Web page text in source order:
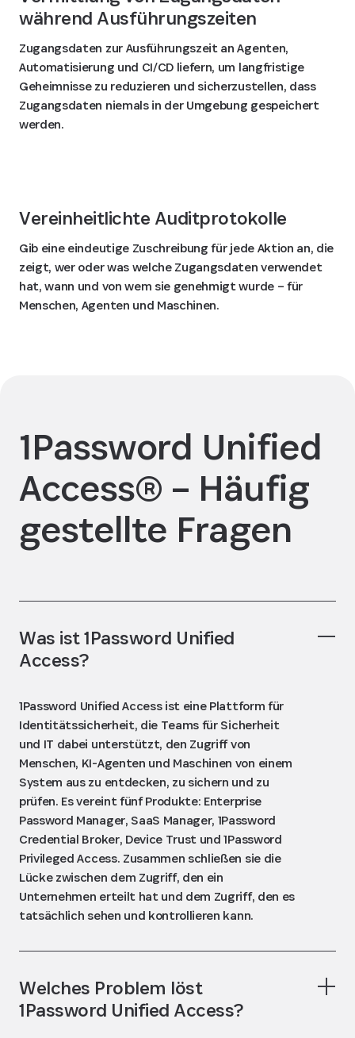
während Ausführungszeiten
Zugangsdaten zur Ausführungszeit an Agenten,
Automatisierung und CI/CD liefern, um langfristige
Geheimnisse zu reduzieren und sicherzustellen, dass
Zugangsdaten niemals in der Umgebung gespeichert
werden.
Vereinheitlichte Auditprotokolle
Gib eine eindeutige Zuschreibung für jede Aktion an, die
zeigt, wer oder was welche Zugangsdaten verwendet
hat, wann und von wem sie genehmigt wurde – für
Menschen, Agenten und Maschinen.
1Password Unified
Access® – Häufig
gestellte Fragen
Was ist 1Password Unified
Access?
1Password Unified Access ist eine Plattform für
Identitätssicherheit, die Teams für Sicherheit
und IT dabei unterstützt, den Zugriff von
Menschen, KI-Agenten und Maschinen von einem
System aus zu entdecken, zu sichern und zu
prüfen. Es vereint fünf Produkte: Enterprise
Password Manager, SaaS Manager, 1Password
Credential Broker, Device Trust und 1Password
Privileged Access. Zusammen schließen sie die
Lücke zwischen dem Zugriff, den ein
Unternehmen erteilt hat und dem Zugriff, den es
tatsächlich sehen und kontrollieren kann.
Welches Problem löst
1Password Unified Access?